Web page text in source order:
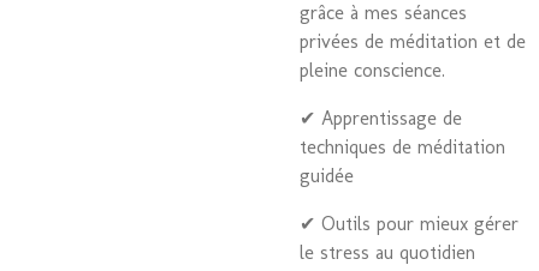
grâce à mes séances
privées de méditation et de
pleine conscience.
✔ Apprentissage de
techniques de méditation
guidée
✔ Outils pour mieux gérer
le stress au quotidien